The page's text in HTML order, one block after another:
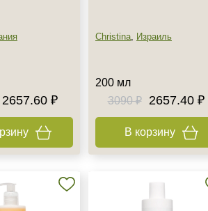
2657.60 ₽
Christina, Израиль
200 мл
3090 ₽
2657.40 ₽
В корзину